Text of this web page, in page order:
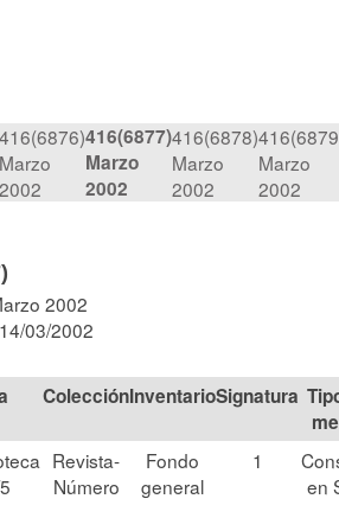
416(6876)
Marzo
2002
416(6877)
Marzo
2002
416(6878)
Marzo
2002
Marzo
2002
2002
03/2002
Colección Signatura
Revista-
Número
Fondo
general
1
en